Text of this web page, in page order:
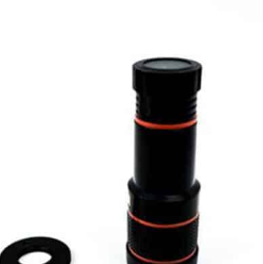
Ei varastossa. (Toimitus 7-9 pv)
Tieto ei ole saatavilla.